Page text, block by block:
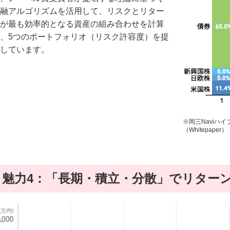
※岡三Naviハイ
（Whitepaper
アルゴリズムを活用して、リスクとリター
最も効率的となる資産の組み合わせを計算
、5つのポートフォリオ（リスク許容度）を提
ています。
魅力4：「長期・積立・分散」でリター